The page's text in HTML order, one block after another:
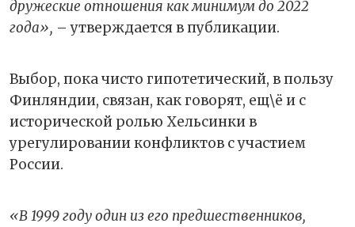
дружеские отношения как минимум до 2022
года», – утверждается в публикации.
Выбор, пока чисто гипотетический, в пользу
Финляндии, связан, как говорят, ещ\ё и с
исторической ролью Хельсинки в
урегулировании конфликтов с участием
России.
«В 1999 году один из его предшественников,